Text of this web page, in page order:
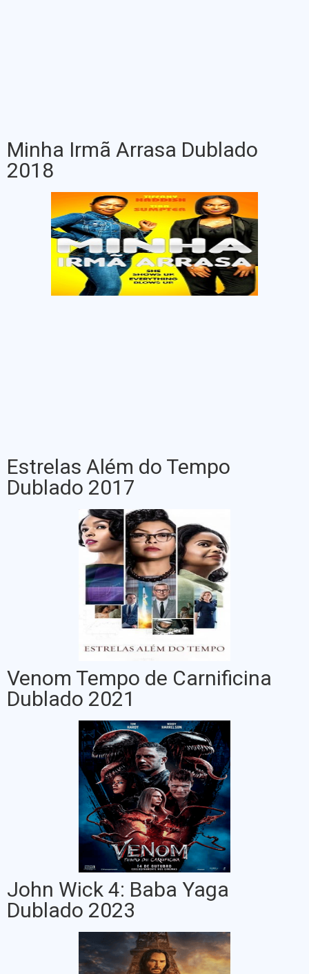
Minha Irmã Arrasa Dublado
2018
Estrelas Além do Tempo
Dublado 2017
Venom Tempo de Carnificina
Dublado 2021
John Wick 4: Baba Yaga
Dublado 2023